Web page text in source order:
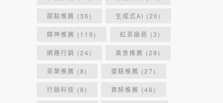
甜點推薦 (36) 生成式AI (26)
精神推薦 (119) 紅茶廠商 (3)
網路行銷 (24) 美食推薦 (29)
茶葉推薦 (8) 蛋糕推薦 (27)
行銷科技 (8) 買醉推薦 (46)